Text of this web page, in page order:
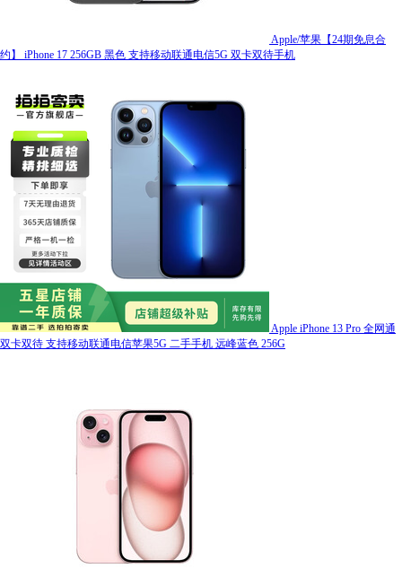
Apple/苹果【24期免息合
约】 iPhone 17 256GB 黑色 支持移动联通电信5G 双卡双待手机
Apple iPhone 13 Pro 全网通
双卡双待 支持移动联通电信苹果5G 二手手机 远峰蓝色 256G